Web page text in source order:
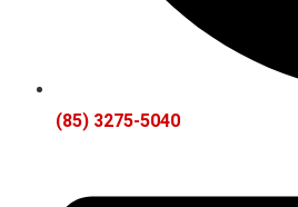
(85) 3275-5040